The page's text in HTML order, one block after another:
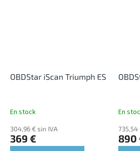
OBDStar iScan Triumph ES
En stock
304,96 € sin IVA
369 €
En
735,54
890